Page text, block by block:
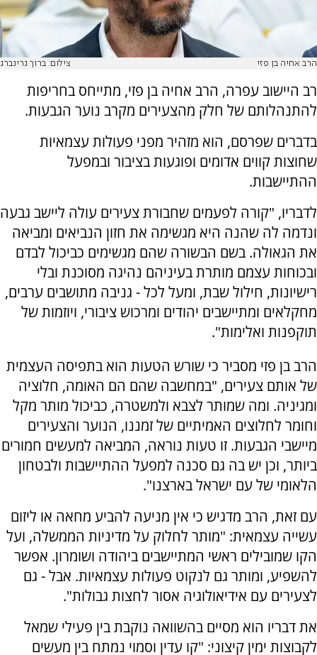
הרב אחיה בן פזי צילום: ברוך גרינברג
רב היישוב עפרה, הרב אחיה בן פזי, מתייחס בחריפות
להתנהלותם של חלק מהצעירים מקרב נוער הגבעות.
בדברים שפרסם, הוא מזהיר מפני פעולות עצמאיות
שחוצות קווים אדומים ופוגעות בציבור ובמפעל
ההתיישבות.
לדבריו, "קורה לפעמים שחבורת צעירים עולה ליישב גבעה
ונדמה לה שהנה היא מגשימה את חזון הנביאים ומביאה
את הגאולה. בשם הבשורה שהם מגשימים כביכול לבדם
ובכוחות עצמם מותרת בעיניהם נהיגה מסוכנת ובלי
רישיונות, חילול שבת, ומעל לכל - גניבה מתושבים ערבים,
מחקלאים ומתיישבים יהודים ומרכוש ציבורי, ויוזמות של
תוקפנות ואלימות".
הרב בן פזי מסביר כי שורש הטעות הוא בתפיסה העצמית
של אותם צעירים, "במחשבה שהם הם האומה, חלוציה
ומגיניה. ומה שמותר לצבא ולמשטרה, כביכול מותר מקל
וחומר לחלוצים האמיתיים של זמננו, הנוער והצעירים
מיישבי הגבעות. זו טעות נוראה, המביאה למעשים חמורים
ביותר, וכן יש בה גם סכנה למפעל ההתיישבות ולבטחון
הלאומי של עם ישראל בארצנו".
עם זאת, הרב מדגיש כי אין מניעה להביע מחאה או ליזום
עשייה עצמאית: "מותר לחלוק על מדיניות הממשלה, ועל
הקו שמובילים ראשי המתיישבים ביהודה ושומרון. אפשר
להשפיע, ומותר גם לנקוט פעולות עצמאיות. אבל - גם
לצעירים עם אידיאולוגיה אסור לחצות גבולות".
את דבריו הוא מסיים בהשוואה נוקבת בין פעילי שמאל
לקבוצות ימין קיצוני: "קו עדין וסמוי נמתח בין מעשים